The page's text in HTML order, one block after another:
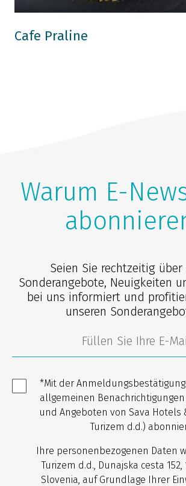
Cafe Praline
Warum E-
Seien Sie rechtzeitig über
Sonderangebote, Neuigkeiten
bei uns informiert und
unseren
*Mit der
allgemeinen
und Angeboten von Sava Hotels
Turizem d.d.)
Ihre personenbezogenen Daten
Turizem d.d., Dunajska cesta 152,
Slovenia, auf Grundlage Ihrer